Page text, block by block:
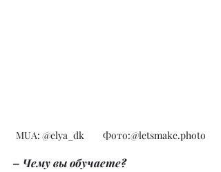
MUA: @elya_dk         Фото:@letsmake.photo
– Чему вы обучаете?